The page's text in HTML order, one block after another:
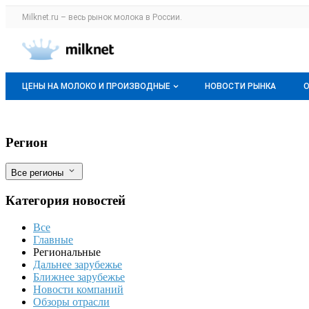
Раздел навигации по сайту milknet.ru
Milknet.ru – весь рынок молока в России.
Авторизация и меню пользователя
Навигация по разделам сайта milknet.ru
ЦЕНЫ НА МОЛОКО И ПРОИЗВОДНЫЕ
О мониторингах
Актуальные мониторинги
Динамика цен
Отзывы
НОВОСТИ РЫНКА
Экспорт рапсового масла из Мордовии
Фильтры
Регион
Все регионы
Категория новостей
Все
Главные
Региональные
Дальнее зарубежье
Ближнее зарубежье
Новости компаний
Обзоры отрасли